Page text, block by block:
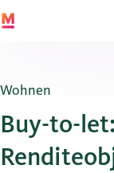
Wohnen
Buy-to-